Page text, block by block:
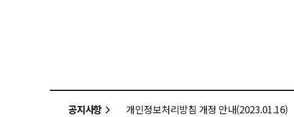
공지사항 개인정보처리방침 개정 안내(2023.01.16)